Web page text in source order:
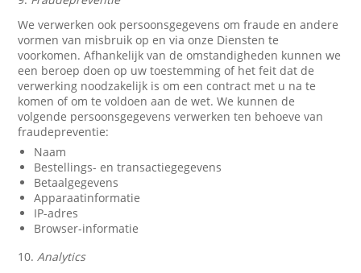
We verwerken ook persoonsgegevens om fraude en andere
vormen van misbruik op en via onze Diensten te
voorkomen. Afhankelijk van de omstandigheden kunnen we
een beroep doen op uw toestemming of het feit dat de
verwerking noodzakelijk is om een contract met u na te
komen of om te voldoen aan de wet. We kunnen de
volgende persoonsgegevens verwerken ten behoeve van
fraudepreventie:
Naam
Bestellings- en transactiegegevens
Betaalgegevens
Apparaatinformatie
IP-adres
Browser-informatie
10.Analytics